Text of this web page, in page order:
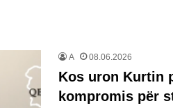
A 08.06.2026
Kos uron Kurtin
kompromis për